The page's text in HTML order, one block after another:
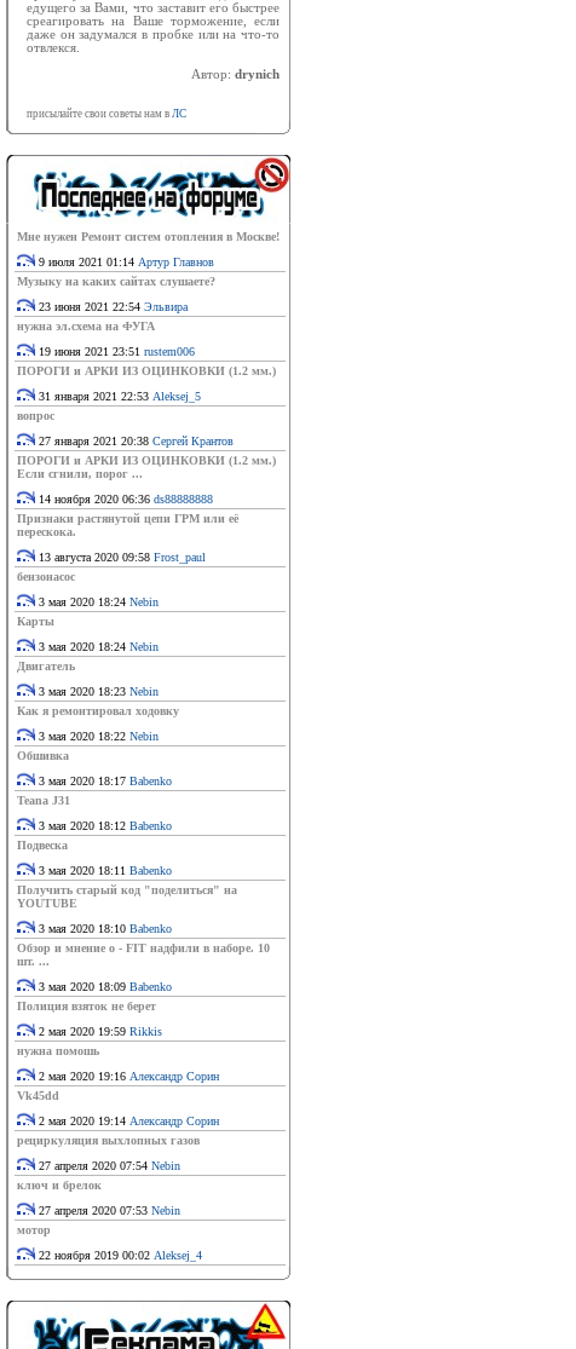
едущего за Вами, что заставит его быстрее
среагировать на Ваше торможение, если
даже он задумался в пробке или на что-то
отвлекся.
Автор: drynich
присылайте свои советы нам в ЛС
Мне нужен Ремонт систем отопления в Москве!
9 июля 2021 01:14 Артур Главнов
Музыку на каких сайтах слушаете?
23 июня 2021 22:54 Эльвира
нужна эл.схема на ФУГА
19 июня 2021 23:51 rustem006
ПОРОГИ и АРКИ ИЗ ОЦИНКОВКИ (1.2 мм.)
31 января 2021 22:53 Aleksej_5
вопрос
27 января 2021 20:38 Сергей Крантов
ПОРОГИ и АРКИ ИЗ ОЦИНКОВКИ (1.2 мм.)
Если сгнили, порог ...
14 ноября 2020 06:36 ds88888888
Признаки растянутой цепи ГРМ или её
перескока.
13 августа 2020 09:58 Frost_paul
бензонасос
3 мая 2020 18:24 Nebin
Карты
3 мая 2020 18:24 Nebin
Двигатель
3 мая 2020 18:23 Nebin
Как я ремонтировал ходовку
3 мая 2020 18:22 Nebin
Обшивка
3 мая 2020 18:17 Babenko
Teana J31
3 мая 2020 18:12 Babenko
Подвеска
3 мая 2020 18:11 Babenko
Получить старый код "поделиться" на
YOUTUBE
3 мая 2020 18:10 Babenko
Обзор и мнение о - FIT надфили в наборе. 10
шт. ...
3 мая 2020 18:09 Babenko
Полиция взяток не берет
2 мая 2020 19:59 Rikkis
нужна помошь
2 мая 2020 19:16 Александр Сорин
Vk45dd
2 мая 2020 19:14 Александр Сорин
рециркуляция выхлопных газов
27 апреля 2020 07:54 Nebin
ключ и брелок
27 апреля 2020 07:53 Nebin
мотор
22 ноября 2019 00:02 Aleksej_4